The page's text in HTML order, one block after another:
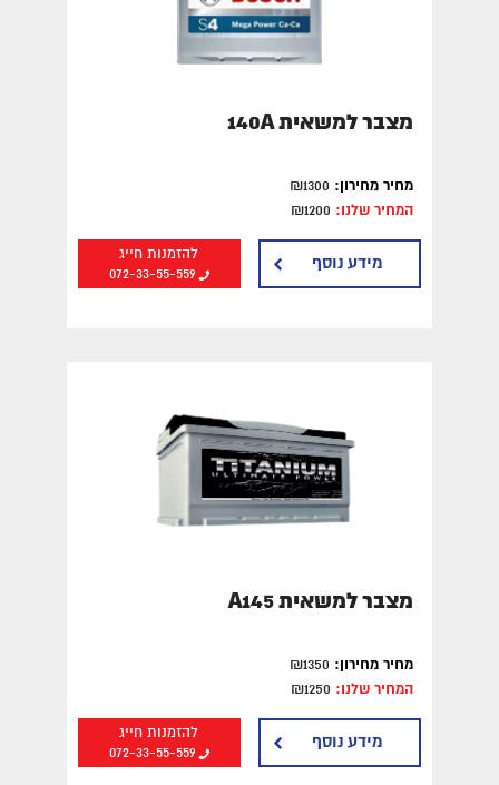
מצבר למשאית 140A
מחיר מחירון:
המחיר שלנו:
להזמנות חייג
072-33-55-559
מידע נוסף
מצבר למשאית A145
מחיר מחירון:
המחיר שלנו:
להזמנות חייג
072-33-55-559
מידע נוסף